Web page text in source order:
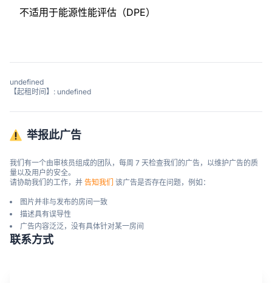
不适用于能源性能评估（DPE）
undefined
【起租时间】: undefined
举报此广告
我们有一个由审核员组成的团队，每周 7 天检查我们的广告，以维护广告的质
量以及用户的安全。
请协助我们的工作，并 告知我们 该广告是否存在问题，例如：
图片并非与发布的房间一致
描述具有误导性
广告内容泛泛，没有具体针对某一房间
联系方式